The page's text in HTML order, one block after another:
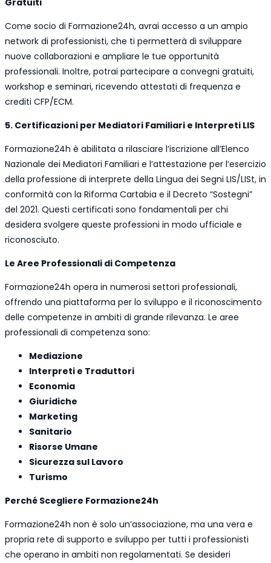
Gratuiti
Come socio di Formazione24h, avrai accesso a un ampio
network di professionisti, che ti permetterà di sviluppare
nuove collaborazioni e ampliare le tue opportunità
professionali. Inoltre, potrai partecipare a convegni gratuiti,
workshop e seminari, ricevendo attestati di frequenza e
crediti CFP/ECM.
5. Certificazioni per Mediatori Familiari e Interpreti LIS
Formazione24h è abilitata a rilasciare l’iscrizione all’Elenco
Nazionale dei Mediatori Familiari e l’attestazione per l’esercizio
della professione di interprete della Lingua dei Segni LIS/LISt, in
conformità con la Riforma Cartabia e il Decreto “Sostegni”
del 2021. Questi certificati sono fondamentali per chi
desidera svolgere queste professioni in modo ufficiale e
riconosciuto.
Le Aree Professionali di Competenza
Formazione24h opera in numerosi settori professionali,
offrendo una piattaforma per lo sviluppo e il riconoscimento
delle competenze in ambiti di grande rilevanza. Le aree
professionali di competenza sono:
Mediazione
Interpreti e Traduttori
Economia
Giuridiche
Marketing
Sanitario
Risorse Umane
Sicurezza sul Lavoro
Turismo
Perché Scegliere Formazione24h
Formazione24h non è solo un’associazione, ma una vera e
propria rete di supporto e sviluppo per tutti i professionisti
che operano in ambiti non regolamentati. Se desideri